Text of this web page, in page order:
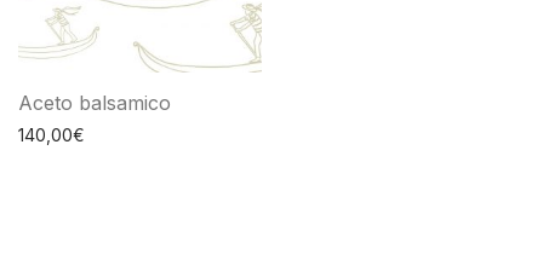
Aceto balsamico
140,00€